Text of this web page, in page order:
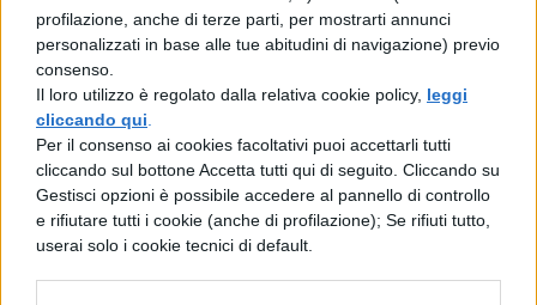
profilazione, anche di terze parti, per mostrarti annunci
personalizzati in base alle tue abitudini di navigazione) previo
consenso.
Il loro utilizzo è regolato dalla relativa cookie policy, leggi
cliccando qui
Per il consenso ai cookies facoltativi puoi accettarli tutti
cliccando sul bottone Accetta tutti qui di seguito. Cliccando su
Gestisci opzioni è possibile accedere al pannello di controllo
e rifiutare tutti i cookie (anche di profilazione); Se rifiuti tutto,
userai solo i cookie tecnici di default.
personaggio interpretato da Tom Hanks
sia protagonista di tante situazioni
divertenti frutto della sua ingenuità e del
suo inguaribile ottimismo.
L'appartamento (1960):Billy Wilder,
Shirley MacLaine e Jack Lemmon.
Basterebbero questi tre nomi insieme